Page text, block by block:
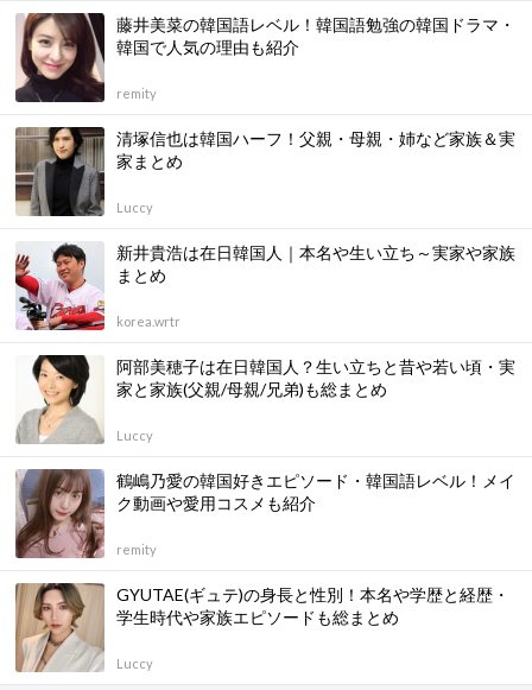
藤井美菜の韓国語レベル！韓国語勉強の韓国ドラマ・
韓国で人気の理由も紹介
remity
清塚信也は韓国ハーフ！父親・母親・姉など家族＆実
家まとめ
Luccy
新井貴浩は在日韓国人｜本名や生い立ち～実家や家族
まとめ
korea.wrtr
阿部美穂子は在日韓国人？生い立ちと昔や若い頃・実
家と家族(父親/母親/兄弟)も総まとめ
Luccy
鶴嶋乃愛の韓国好きエピソード・韓国語レベル！メイ
ク動画や愛用コスメも紹介
remity
GYUTAE(ギュテ)の身長と性別！本名や学歴と経歴・
学生時代や家族エピソードも総まとめ
Luccy